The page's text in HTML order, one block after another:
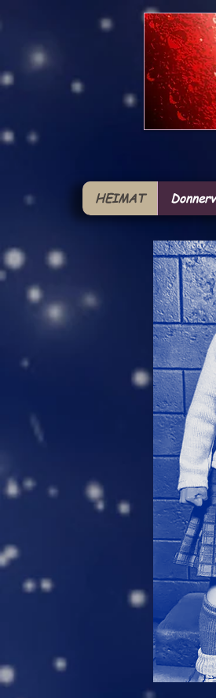
HEIMAT